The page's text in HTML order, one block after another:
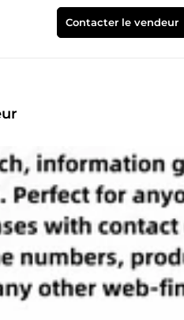
Contacter le vendeur